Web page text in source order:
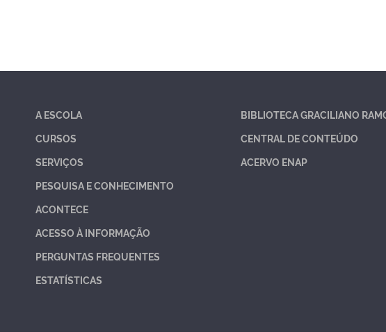
A ESCOLA
CURSOS
SERVIÇOS
PESQUISA E CONHECIMENTO
ACONTECE
ACESSO À INFORMAÇÃO
PERGUNTAS FREQUENTES
ESTATÍSTICAS
BIBLIOTECA GRACILIANO
CENTRAL DE CONTEÚDO
ACERVO ENAP